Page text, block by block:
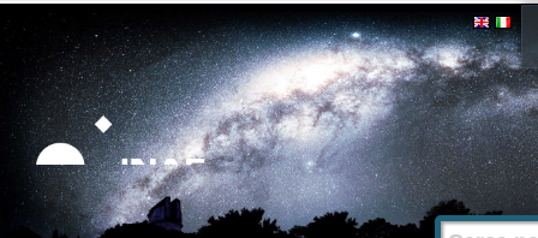
Strumenti
personali
Salta
contenuti.
|
Salta
alla
Cerca nel
Ricerca